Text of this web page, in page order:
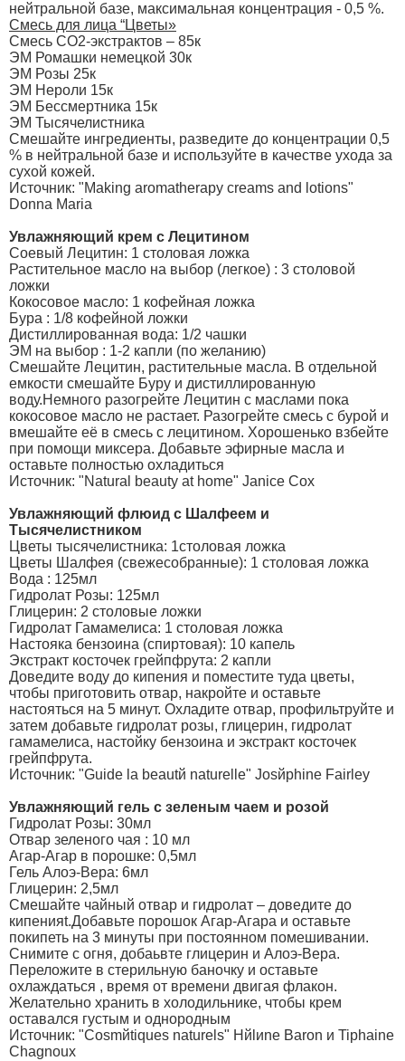
нейтральной базе, максимальная концентрация - 0,5 %.
Смесь для лица “Цветы»
Смесь CO2-экстрактов – 85к
ЭМ Ромашки немецкой 30к
ЭМ Розы 25к
ЭМ Нероли 15к
ЭМ Бессмертника 15к
ЭМ Тысячелистника
Смешайте ингредиенты, разведите до концентрации 0,5
% в нейтральной базе и используйте в качестве ухода за
сухой кожей.
Источник: "Making aromatherapy creams and lotions"
Donna Maria
Увлажняющий крем с Лецитином
Соевый Лецитин: 1 столовая ложка
Растительное масло на выбор (легкое) : 3 столовой
ложки
Кокосовое масло: 1 кофейная ложка
Бура : 1/8 кофейной ложки
Дистиллированная вода: 1/2 чашки
ЭМ на выбор : 1-2 капли (по желанию)
Смешайте Лецитин, растительные масла. В отдельной
емкости смешайте Буру и дистиллированную
воду.Немного разогрейте Лецитин с маслами пока
кокосовое масло не растает. Разогрейте смесь с бурой и
вмешайте её в смесь с лецитином. Хорошенько взбейте
при помощи миксера. Добавьте эфирные масла и
оставьте полностью охладиться
Источник: "Natural beauty at home" Janice Cox
Увлажняющий флюид с Шалфеем и
Тысячелистником
Цветы тысячелистника: 1столовая ложка
Цветы Шалфея (свежесобранные): 1 столовая ложка
Вода : 125мл
Гидролат Розы: 125мл
Глицерин: 2 столовые ложки
Гидролат Гамамелиса: 1 столовая ложка
Настояка бензоина (спиртовая): 10 капель
Экстракт косточек грейпфрута: 2 капли
Доведите воду до кипения и поместите туда цветы,
чтобы приготовить отвар, накройте и оставьте
настояться на 5 минут. Охладите отвар, профильтруйте и
затем добавьте гидролат розы, глицерин, гидролат
гамамелиса, настойку бензоина и экстракт косточек
грейпфрута.
Источник: "Guide la beautй naturelle" Josйphine Fairley
Увлажняющий гель с зеленым чаем и розой
Гидролат Розы: 30мл
Отвар зеленого чая : 10 мл
Агар-Агар в порошке: 0,5мл
Гель Алоэ-Вера: 6мл
Глицерин: 2,5мл
Смешайте чайный отвар и гидролат – доведите до
кипенияt.Добавьте порошок Агар-Агара и оставьте
покипеть на 3 минуты при постоянном помешивании.
Снимите с огня, добаьвте глицерин и Алоэ-Вера.
Переложите в стерильную баночку и оставьте
охлаждаться , время от времени двигая флакон.
Желательно хранить в холодильнике, чтобы крем
оставался густым и однородным
Источник: "Cosmйtiques naturels" Hйlиne Baron и Tiphaine
Chagnoux